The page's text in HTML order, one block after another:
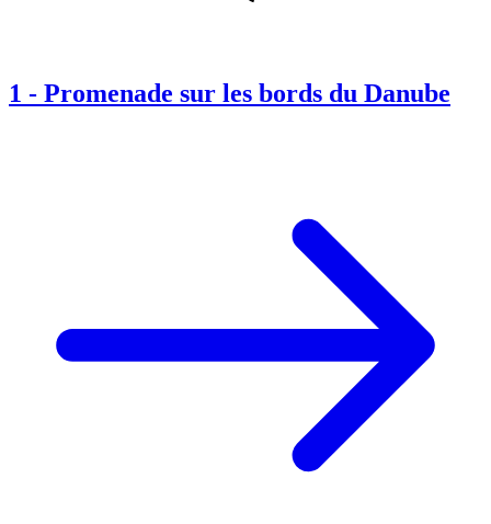
1 - Promenade sur les bords du Danube